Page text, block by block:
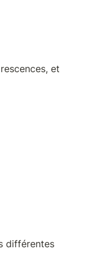
et
différentes